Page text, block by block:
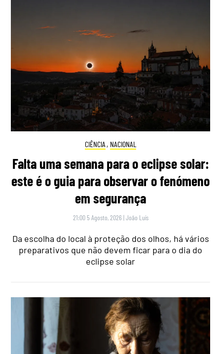
CIÊNCIA , NACIONAL
Falta uma semana para o eclipse solar:
este é o guia para observar o fenómeno
em segurança
21:00 5 Agosto, 2026 |João Luís
Da escolha do local à proteção dos olhos, há vários
preparativos que não devem ficar para o dia do
eclipse solar